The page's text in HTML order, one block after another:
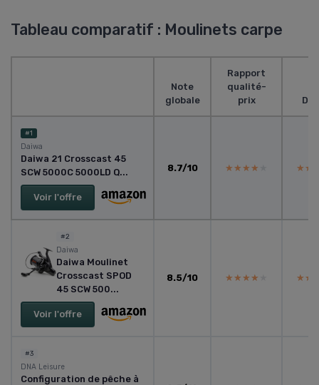
Tableau comparatif : Moulinets carpe
Note
globale
Rapport
qualité-
prix
#1
Daiwa
Daiwa 21 Crosscast 45
SCW 5000C 5000LD Q...
Voir l'offre
8.7/10 ★★★★★
★★★★★
#2
Daiwa
Daiwa Moulinet
Crosscast SPOD
45 SCW 500...
Voir l'offre
8.5/10 ★★★★★
★★★★★
#3
DNA Leisure
Configuration de pêche à